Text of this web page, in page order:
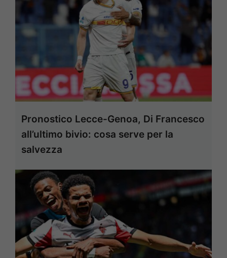
Pronostico Lecce-Genoa, Di Francesco
all’ultimo bivio: cosa serve per la
salvezza